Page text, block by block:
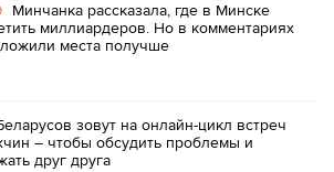
Минчанка рассказала, где в Минске
миллиардеров. Но в комментариях
места получше
зовут на онлайн-цикл встреч
– чтобы обсудить проблемы и
друг друга